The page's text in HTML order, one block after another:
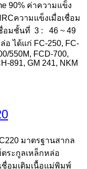
90% ค่าความแข็ง
ความแข็งเมื่อเชื่อม
อมชั้นที่ 3 : 46 ~ 49
อ ได้แก่ FC-250, FC-
550M, FCD-700,
891, GM 241, NKM
มาตรฐานสากล
ระกูลเหล็กหล่อ
อมเติมเนื้อแม่พิมพ์